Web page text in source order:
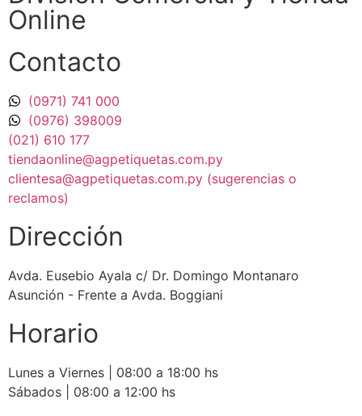
Online
Contacto
(0971) 741 000
(0976) 398009
(021) 610 177
tiendaonline@agpetiquetas.com.py
clientesa@agpetiquetas.com.py (sugerencias o
reclamos)
Dirección
Avda. Eusebio Ayala c/ Dr. Domingo Montanaro
Asunción - Frente a Avda. Boggiani
Horario
Lunes a Viernes | 08:00 a 18:00 hs
Sábados | 08:00 a 12:00 hs